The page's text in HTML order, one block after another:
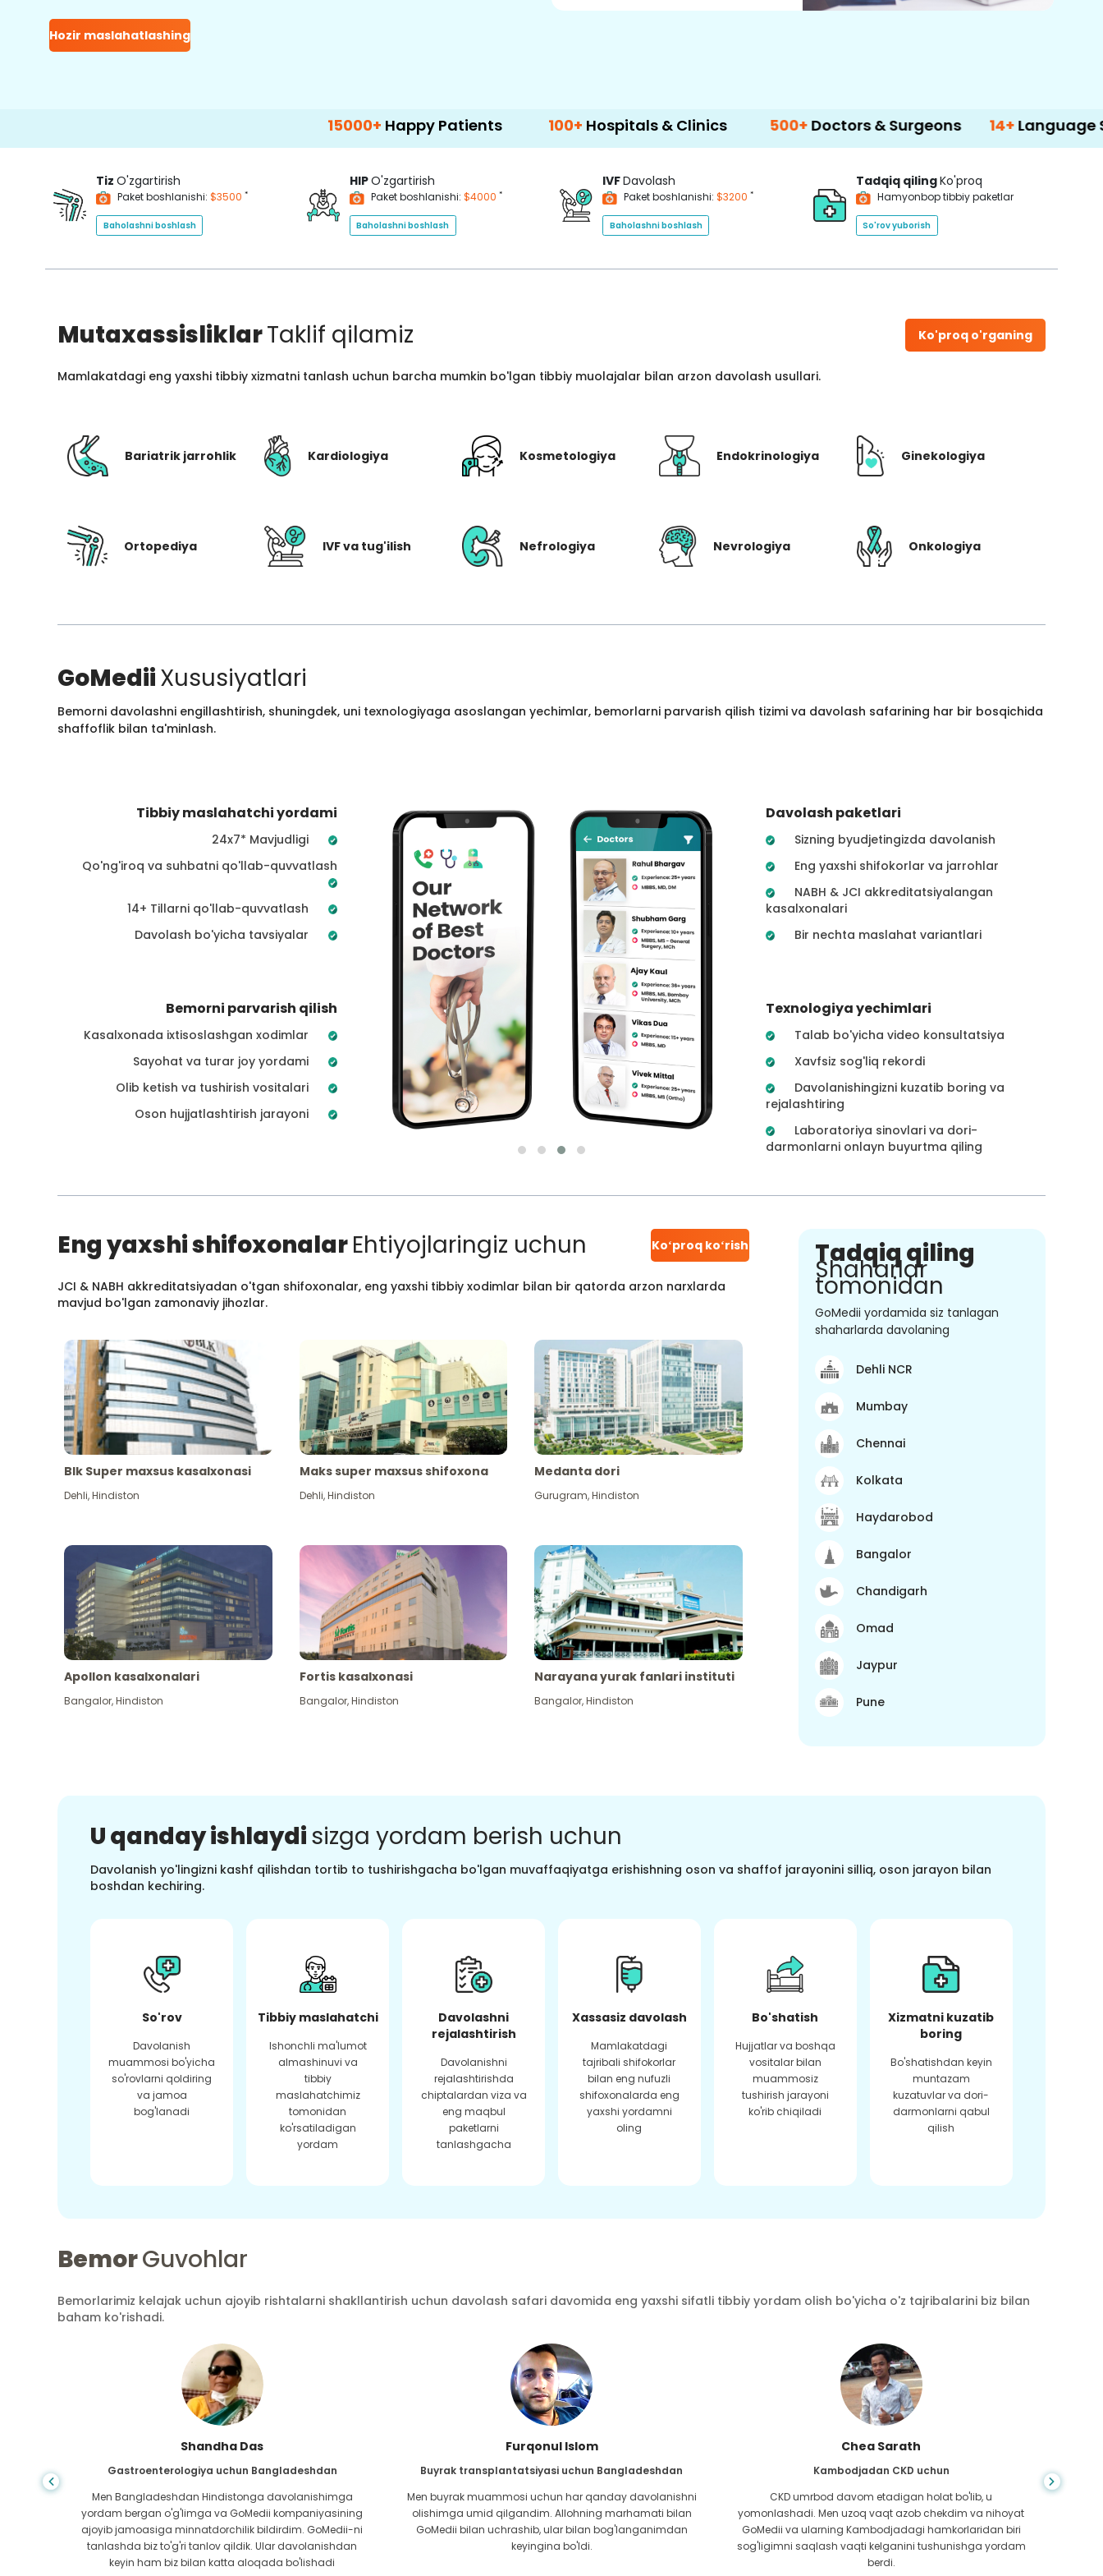
Hozir maslahatlashing
Happy Patients 100+ Hospitals & Clinics 500+ Doctors & Surgeons 14+Language Support
Tiz O'zgartirish
Paket boshlanishi: $3500 *
Baholashni boshlash
HIPO'zgartirish
Paket boshlanishi: $4000 *
Baholashni boshlash
IVFDavolash
Paket boshlanishi: $3200 *
Baholashni boshlash
Tadqiq qilingKo'proq
Hamyonbop tibbiy paketlar
So'rov yuborish
MutaxassisliklarTaklif qilamiz Ko'proq o'rganing
Mamlakatdagi eng yaxshi tibbiy xizmatni tanlash uchun barcha mumkin bo'lgan tibbiy muolajalar bilan arzon davolash usullari.
Bariatrik jarrohlik Kardiologiya Kosmetologiya Endokrinologiya Ginekologiya
Ortopediya IVF va tug'ilish Nefrologiya Nevrologiya Onkologiya
GoMediiXususiyatlari
Bemorni davolashni engillashtirish, shuningdek, uni texnologiyaga asoslangan yechimlar, bemorlarni parvarish qilish tizimi va davolash safarining har bir bosqichida
shaffoflik bilan ta'minlash.
Tibbiy maslahatchi yordami
24x7* Mavjudligi
Qo'ng'iroq va suhbatni qo'llab-quvvatlash
14+ Tillarni qo'llab-quvvatlash
Davolash bo'yicha tavsiyalar
Bemorni parvarish qilish
Kasalxonada ixtisoslashgan xodimlar
Sayohat va turar joy yordami
Olib ketish va tushirish vositalari
Oson hujjatlashtirish jarayoni
Davolash paketlari
Sizning byudjetingizda davolanish
Eng yaxshi shifokorlar va jarrohlar
NABH & JCI akkreditatsiyalangan
kasalxonalari
Bir nechta maslahat variantlari
Texnologiya yechimlari
Talab bo'yicha video konsultatsiya
Xavfsiz sog'liq rekordi
Davolanishingizni kuzatib boring va
rejalashtiring
Laboratoriya sinovlari va dori-
darmonlarni onlayn buyurtma qiling
Eng yaxshi shifoxonalarEhtiyojlaringiz uchun Koʻproq koʻrish
JCI & NABH akkreditatsiyadan o'tgan shifoxonalar, eng yaxshi tibbiy xodimlar bilan bir qatorda arzon narxlarda
mavjud bo'lgan zamonaviy jihozlar.
Blk Super maxsus kasalxonasi
Dehli,Hindiston
Maks super maxsus shifoxona
Dehli,Hindiston
Medanta dori
Gurugram,Hindiston
Apollon kasalxonalari
Bangalor,Hindiston
Fortis kasalxonasi
Bangalor,Hindiston
Narayana yurak fanlari instituti
Bangalor,Hindiston
Tadqiq qiling
Shaharlar
tomonidan
GoMedii yordamida siz tanlagan
shaharlarda davolaning
Dehli NCR
Mumbay
Chennai
Kolkata
Haydarobod
Bangalor
Chandigarh
Omad
Jaypur
Pune
U qanday ishlaydisizga yordam berish uchun
Davolanish yo'lingizni kashf qilishdan tortib to tushirishgacha bo'lgan muvaffaqiyatga erishishning oson va shaffof jarayonini silliq, oson jarayon bilan
boshdan kechiring.
So'rov
Davolanish
muammosi bo'yicha
so'rovlarni qoldiring
va jamoa
bog'lanadi
Tibbiy maslahatchi
Ishonchli ma'lumot
almashinuvi va
tibbiy
maslahatchimiz
tomonidan
ko'rsatiladigan
yordam
Davolashni
rejalashtirish
Davolanishni
rejalashtirishda
chiptalardan viza va
eng maqbul
paketlarni
tanlashgacha
Xassasiz davolash
Mamlakatdagi
tajribali shifokorlar
bilan eng nufuzli
shifoxonalarda eng
yaxshi yordamni
oling
Bo'shatish
Hujjatlar va boshqa
vositalar bilan
muammosiz
tushirish jarayoni
ko'rib chiqiladi
Xizmatni kuzatib
boring
Bo'shatishdan keyin
muntazam
kuzatuvlar va dori-
darmonlarni qabul
qilish
BemorGuvohlar
Bemorlarimiz kelajak uchun ajoyib rishtalarni shakllantirish uchun davolash safari davomida eng yaxshi sifatli tibbiy yordam olish bo'yicha o'z tajribalarini biz bilan
baham ko'rishadi.
Shandha Das
Gastroenterologiya uchun Bangladeshdan
Men Bangladeshdan Hindistonga davolanishimga
yordam bergan o'g'limga va GoMedii kompaniyasining
ajoyib jamoasiga minnatdorchilik bildirdim. GoMedii-ni
tanlashda biz to'g'ri tanlov qildik. Ular davolanishdan
keyin ham biz bilan katta aloqada bo'lishadi
Furqonul Islom
Buyrak transplantatsiyasi uchun Bangladeshdan
Men buyrak muammosi uchun har qanday davolanishni
olishimga umid qilgandim. Allohning marhamati bilan
GoMedii bilan uchrashib, ular bilan bog'langanimdan
keyingina bo'ldi.
Chea Sarath
Kambodjadan CKD uchun
CKD umrbod davom etadigan holat bo'lib, u
yomonlashadi. Men uzoq vaqt azob chekdim va nihoyat
GoMedii va ularning Kambodjadagi hamkorlaridan biri
sog'ligimni saqlash vaqti kelganini tushunishga yordam
berdi.